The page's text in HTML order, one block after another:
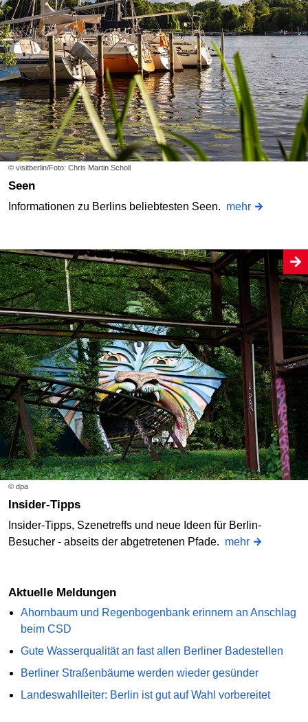
© visitberlin/Foto: Chris Martin Scholl
Seen
Informationen zu Berlins beliebtesten Seen. mehr
© dpa
Insider-Tipps
Insider-Tipps, Szenetreffs und neue Ideen für Berlin-
Besucher - abseits der abgetretenen Pfade. mehr
Aktuelle Meldungen
Ahornbaum und Regenbogenbank erinnern an Anschlag
beim CSD
Gute Wasserqualität an fast allen Berliner Badestellen
Berliner Straßenbäume werden wieder gesünder
Landeswahlleiter: Berlin ist gut auf Wahl vorbereitet